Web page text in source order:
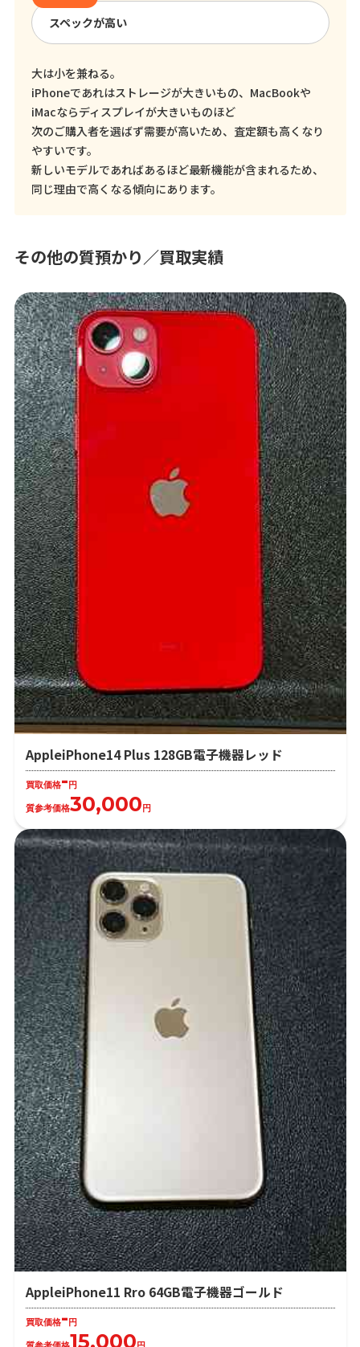
スペックが高い
大は小を兼ねる。
iPhoneであれはストレージが大きいもの、MacBookや
iMacならディスプレイが大きいものほど
次のご購入者を選ばず需要が高いため、査定額も高くなり
やすいです。
新しいモデルであればあるほど最新機能が含まれるため、
同じ理由で高くなる傾向にあります。
その他の質預かり／買取実績
AppleiPhone14 Plus 128GB電子機器レッド
買取価格- 円
質参考価格30,000 円
AppleiPhone11 Rro 64GB電子機器ゴールド
買取価格-円
15,000